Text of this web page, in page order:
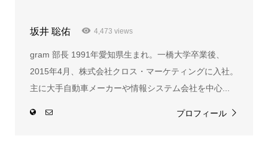
坂井 聡佑 4,473 views
gram 部長 1991年愛知県生まれ。一橋大学卒業後、
2015年4月、株式会社クロス・マーケティングに入社。
主に大手自動車メーカーや情報システム会社を中心...
プロフィール